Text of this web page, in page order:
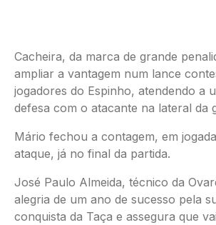
Cacheira, da marca de grande
ampliar a vantagem num lance
jogadores do Espinho, atendendo a
defesa com o atacante na lateral da
Mário fechou a contagem, em
ataque, já no final da partida.
José Paulo Almeida, técnico da
alegria de um ano de sucesso pela
conquista da Taça e assegura que